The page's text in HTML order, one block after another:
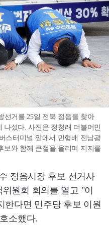
선거를 25일 전북 정읍을 찾아
나섰다. 사진은 정청래 더불어민
스터미널 앞에서 민형배 전남광
보와 함께 큰절을 올리며 지지를
정읍시장 후보 선거사
원회 회의를 열고 "이
한다면 민주당 후보 이원
소했다.